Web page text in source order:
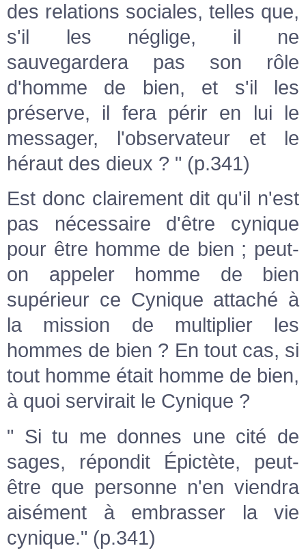
des relations sociales, telles que,
s'il les néglige, il ne
sauvegardera pas son rôle
d'homme de bien, et s'il les
préserve, il fera périr en lui le
messager, l'observateur et le
héraut des dieux ? " (p.341)
Est donc clairement dit qu'il n'est
pas nécessaire d'être cynique
pour être homme de bien ; peut-
on appeler homme de bien
supérieur ce Cynique attaché à
la mission de multiplier les
hommes de bien ? En tout cas, si
tout homme était homme de bien,
à quoi servirait le Cynique ?
" Si tu me donnes une cité de
sages, répondit Épictète, peut-
être que personne n'en viendra
aisément à embrasser la vie
cynique." (p.341)